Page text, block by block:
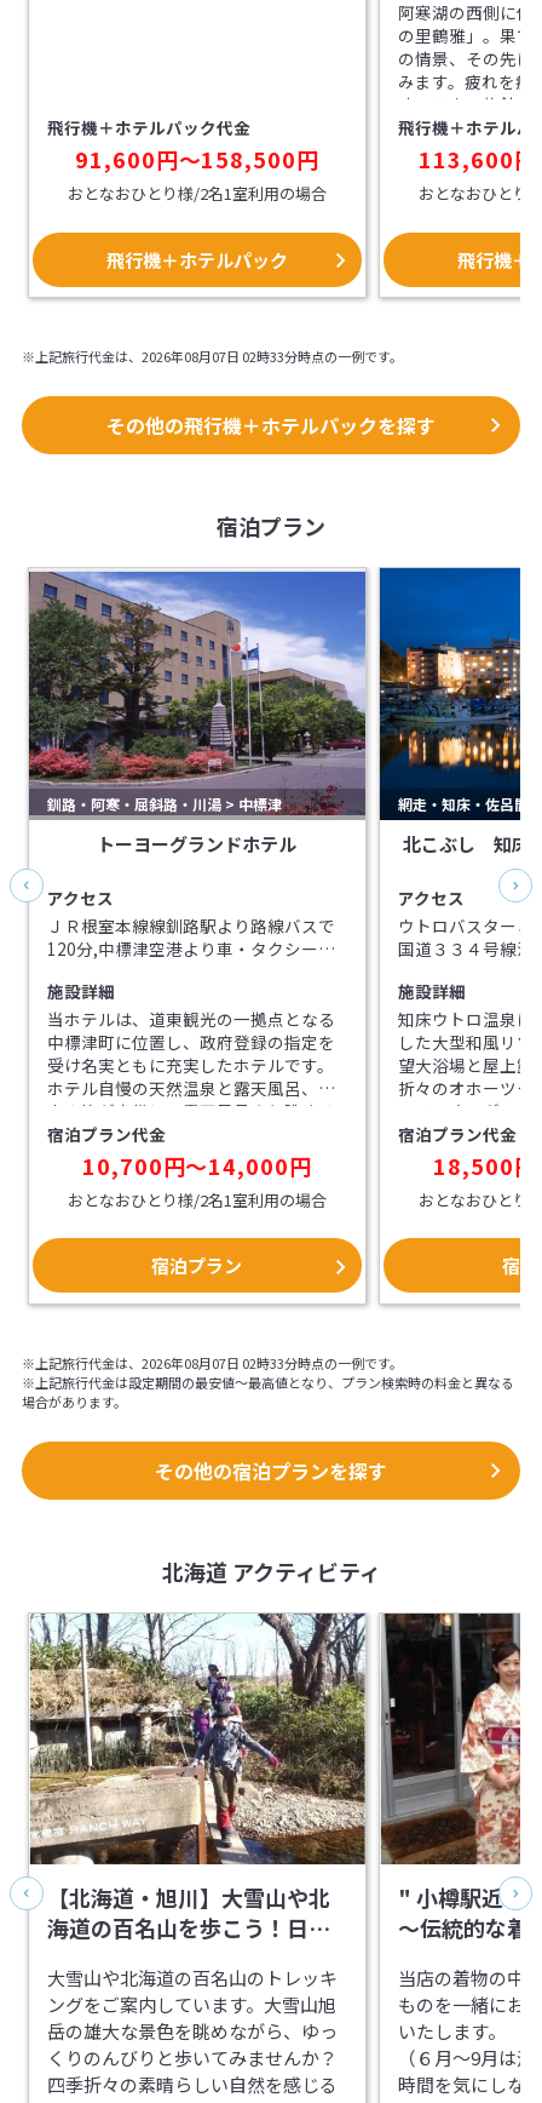
飛行機＋ホテルパック代金
91,600円〜158,500円
おとなおひとり様/2名1室利用の場合
飛行機＋ホテルパック
阿寒湖の西側に位
の里鶴雅」。果て
の情景、その先に
みます。疲れを癒
味、日本の旅館
なしをご堪能くだ
飛行機＋ホテルパ
113,600
おとなおひとり
飛行機＋
※上記旅行代金は、2026年08月07日 02時33分時点の一例です。
その他の飛行機＋ホテルパックを探す
宿泊プラン
釧路・阿寒・屈斜路・川湯 > 中標津
トーヨーグランドホテル
アクセス
ＪＲ根室本線線釧路駅より路線バスで
120分,中標津空港より車・タクシーで
施設詳細
当ホテルは、道東観光の一拠点となる
中標津町に位置し、政府登録の指定を
受け名実ともに充実したホテルです。
ホテル自慢の天然温泉と露天風呂、サ
ウナ等が完備し、露天風呂より眺める
知床連山は格別です。館内ではレスト
ラン・炉端等食処が用意され、地元特
産物と提供とサー
宿泊プラン代金
10,700円〜14,000円
おとなおひとり様/2名1室利用の場合
宿泊プラン
網走・知床・佐呂間
北こぶし 知床
アクセス
ウトロバスターミ
国道３３４号線沿
施設詳細
知床ウトロ温泉に
した大型和風リ
望大浴場と屋上露
折々のオホーツク
フリーオーダー
ご用意。
宿泊プラン代金
18,500
おとなおひとり
宿
※上記旅行代金は、2026年08月07日 02時33分時点の一例です。
※上記旅行代金は設定期間の最安値～最高値となり、プラン検索時の料金と異なる
場合があります。
その他の宿泊プランを探す
北海道 アクティビティ
【北海道・旭川】大雪山や北
海道の百名山を歩こう！日帰
大雪山や北海道の百名山のトレッキ
ングをご案内しています。大雪山旭
岳の雄大な景色を眺めながら、ゆっ
くりのんびりと歩いてみませんか？
四季折々の素晴らしい自然を感じる
" 小樽駅近く
～伝統的な着
当店の着物の中
ものを一緒にお
いたします。
（６月～9月は
時間を気にしな